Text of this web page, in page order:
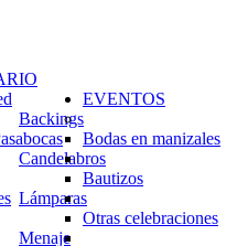
Backings
Candelabros
Lámparas
Menaje
EVENTOS
Bodas en manizales
Bautizos
Otras celebraciones